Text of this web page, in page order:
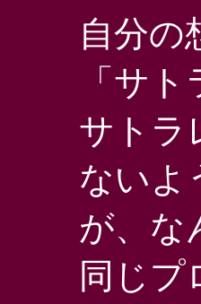
自分の
「サ
サトラ
ないよ
が、な
同じプ